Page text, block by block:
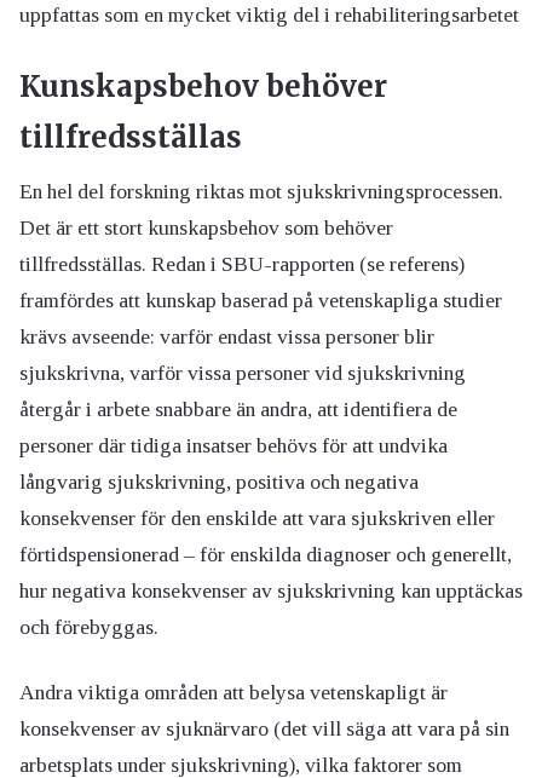
uppfattas som en mycket viktig del i rehabiliteringsarbetet
Kunskapsbehov behöver
tillfredsställas
En hel del forskning riktas mot sjukskrivningsprocessen.
Det är ett stort kunskapsbehov som behöver
tillfredsställas. Redan i SBU-rapporten (se referens)
framfördes att kunskap baserad på vetenskapliga studier
krävs avseende: varför endast vissa personer blir
sjukskrivna, varför vissa personer vid sjukskrivning
återgår i arbete snabbare än andra, att identifiera de
personer där tidiga insatser behövs för att undvika
långvarig sjukskrivning, positiva och negativa
konsekvenser för den enskilde att vara sjukskriven eller
förtidspensionerad – för enskilda diagnoser och generellt,
hur negativa konsekvenser av sjukskrivning kan upptäckas
och förebyggas.
Andra viktiga områden att belysa vetenskapligt är
konsekvenser av sjuknärvaro (det vill säga att vara på sin
arbetsplats under sjukskrivning), vilka faktorer som